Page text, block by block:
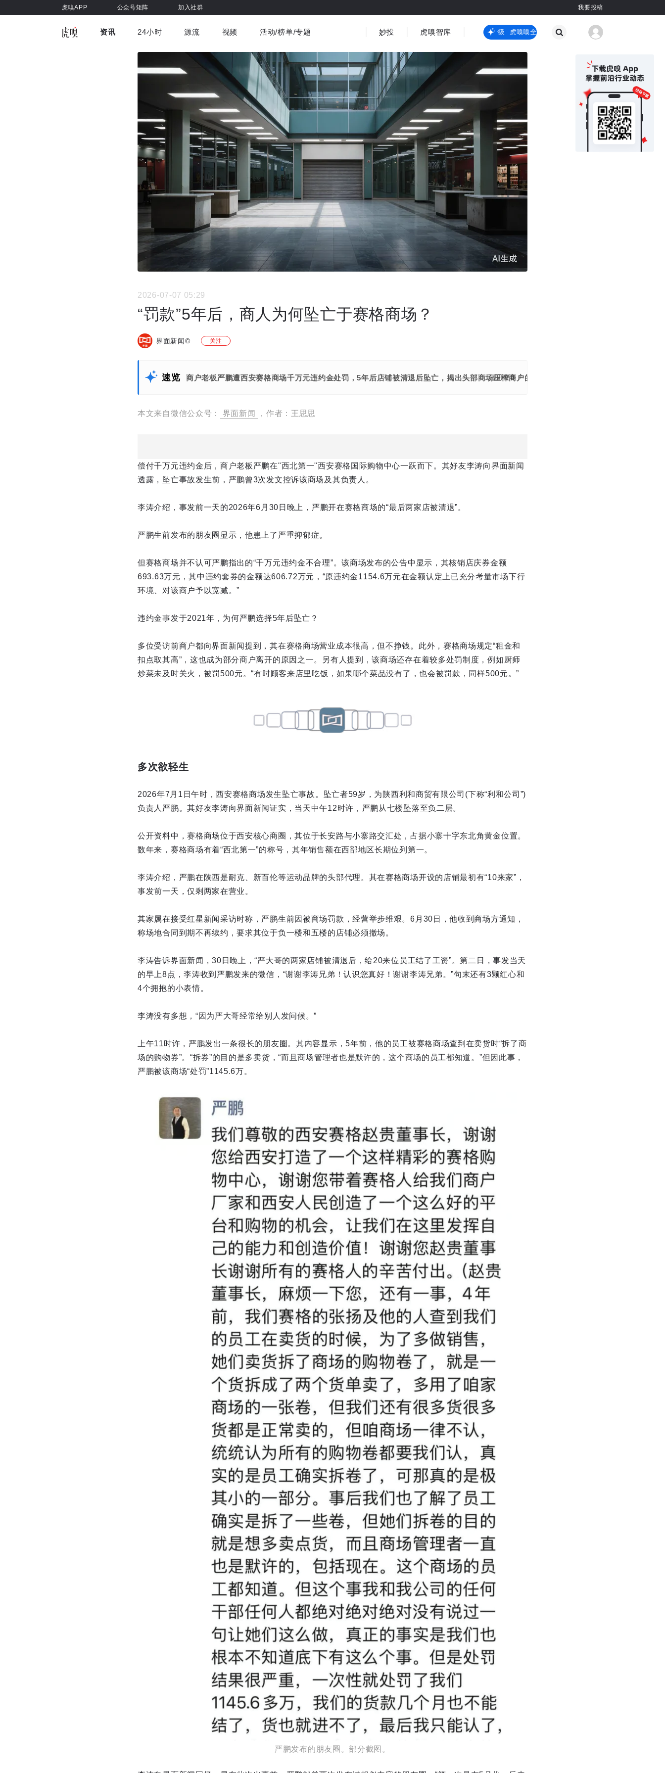
虎嗅APP 公众号矩阵 加入社群 我要投稿
资讯
车与出行 商业消费 社会文化 金融财经 出海
国际热点
健康 书影音 医疗 3C数码 观点
24小时 源流 视频
虎嗅视界 视频精选
活动/榜单/专题 妙投 虎嗅智库 虎嗅嗅全新升级 虎嗅嗅全新升级
2026-07-07 05:29
“罚款”5年后，商人为何坠亡于赛格商场？
界面新闻© 关注
速览 商户老板严鹏遭西安赛格商场千万元违约金处罚，5年后店铺被清退后坠亡，揭出头部商场压榨商户的乱象。
展开更多
本文来自微信公众号： 界面新闻 ，作者：王思思
偿付千万元违约金后，商户老板严鹏在"西北第一"西安赛格国际购物中心一跃而下。其好友李涛向界面新闻
透露，坠亡事故发生前，严鹏曾3次发文控诉该商场及其负责人。
李涛介绍，事发前一天的2026年6月30日晚上，严鹏开在赛格商场的“最后两家店被清退”。
严鹏生前发布的朋友圈显示，他患上了严重抑郁症。
但赛格商场并不认可严鹏指出的“千万元违约金不合理”。该商场发布的公告中显示，其核销店庆券金额
693.63万元，其中违约套券的金额达606.72万元，“原违约金1154.6万元在金额认定上已充分考量市场下行
环境、对该商户予以宽减。”
违约金事发于2021年，为何严鹏选择5年后坠亡？
多位受访前商户都向界面新闻提到，其在赛格商场营业成本很高，但不挣钱。此外，赛格商场规定“租金和
扣点取其高”，这也成为部分商户离开的原因之一。另有人提到，该商场还存在着较多处罚制度，例如厨师
炒菜未及时关火，被罚500元。“有时顾客来店里吃饭，如果哪个菜品没有了，也会被罚款，同样500元。”
多次欲轻生
2026年7月1日午时，西安赛格商场发生坠亡事故。坠亡者59岁，为陕西利和商贸有限公司(下称“利和公司”)
负责人严鹏。其好友李涛向界面新闻证实，当天中午12时许，严鹏从七楼坠落至负二层。
公开资料中，赛格商场位于西安核心商圈，其位于长安路与小寨路交汇处，占据小寨十字东北角黄金位置。
数年来，赛格商场有着“西北第一”的称号，其年销售额在西部地区长期位列第一。
李涛介绍，严鹏在陕西是耐克、新百伦等运动品牌的头部代理。其在赛格商场开设的店铺最初有“10来家”，
事发前一天，仅剩两家在营业。
其家属在接受红星新闻采访时称，严鹏生前因被商场罚款，经营举步维艰。6月30日，他收到商场方通知，
称场地合同到期不再续约，要求其位于负一楼和五楼的店铺必须撤场。
李涛告诉界面新闻，30日晚上，“严大哥的两家店铺被清退后，给20来位员工结了工资”。第二日，事发当天
的早上8点，李涛收到严鹏发来的微信，“谢谢李涛兄弟！认识您真好！谢谢李涛兄弟。”句末还有3颗红心和
4个拥抱的小表情。
李涛没有多想，“因为严大哥经常给别人发问候。”
上午11时许，严鹏发出一条很长的朋友圈。其内容显示，5年前，他的员工被赛格商场查到在卖货时“拆了商
场的购物券”。“拆券”的目的是多卖货，“而且商场管理者也是默许的，这个商场的员工都知道。”但因此事，
严鹏被该商场“处罚”1145.6万。
严鹏发布的朋友圈。部分截图。